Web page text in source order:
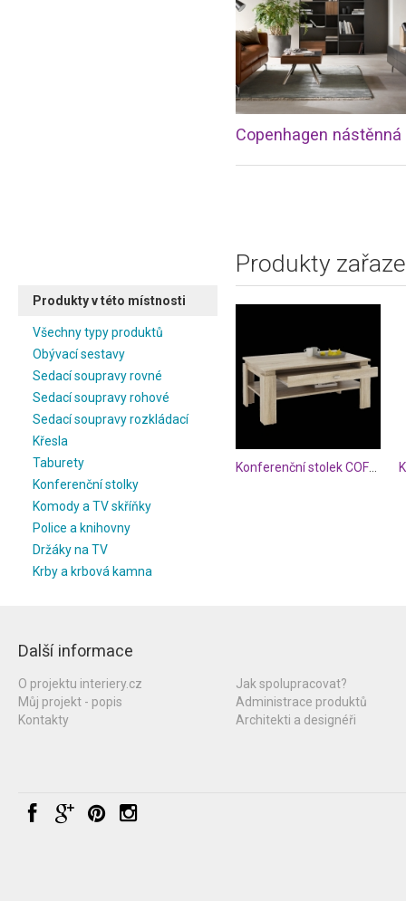
Produkty v této místnosti
Všechny typy produktů
Obývací sestavy
Sedací soupravy rovné
Sedací soupravy rohové
Sedací soupravy rozkládací
Křesla
Taburety
Konferenční stolky
Komody a TV skříňky
Police a knihovny
Držáky na TV
Krby a krbová kamna
Produkty
Další informace
O projektu interiery.cz
Můj projekt - popis
Kontakty
Jak spolupracovat?
Administrace produktů
Architekti a designéři